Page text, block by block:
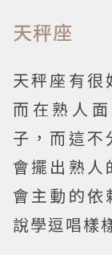
天秤座
天秤座有很
而在熟人
子，而這不
會擺出熟人
會主動的依
說學逗唱樣